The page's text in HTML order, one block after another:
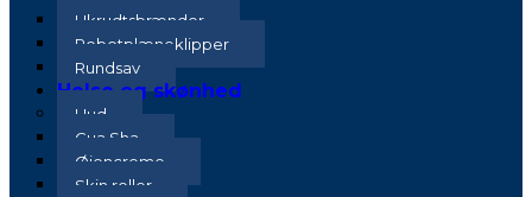
Ukrudtsbrænder
Robotplæneklipper
Rundsav
Helse og skønhed
Hud
Gua Sha
Øjencreme
Skin roller